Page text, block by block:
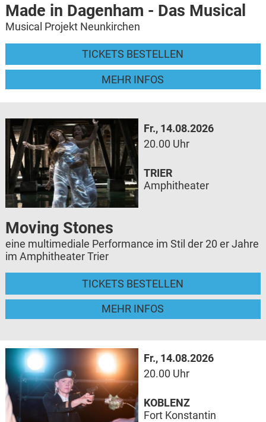
Made in Dagenham - Das Musical
Musical Projekt Neunkirchen
TICKETS BESTELLEN
MEHR INFOS
Fr., 14.08.2026
20.00 Uhr
Moving Stones
eine multimediale Performance im Stil der 20 er Jahre
im Amphitheater Trier
TICKETS BESTELLEN
MEHR INFOS
TRIER
Amphitheater
Fr., 14.08.2026
20.00 Uhr
KOBLENZ
Fort Konstantin